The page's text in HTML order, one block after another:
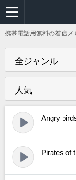
携帯電話用無料の着信メ
全ジャンル
人気
Angry
Pirates of